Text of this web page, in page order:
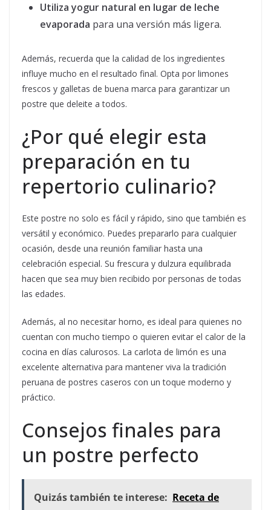
Utiliza yogur natural en lugar de leche
evaporada para una versión más ligera.
Además, recuerda que la calidad de los ingredientes
influye mucho en el resultado final. Opta por limones
frescos y galletas de buena marca para garantizar un
postre que deleite a todos.
¿Por qué elegir esta
preparación en tu
repertorio culinario?
Este postre no solo es fácil y rápido, sino que también es
versátil y económico. Puedes prepararlo para cualquier
ocasión, desde una reunión familiar hasta una
celebración especial. Su frescura y dulzura equilibrada
hacen que sea muy bien recibido por personas de todas
las edades.
Además, al no necesitar horno, es ideal para quienes no
cuentan con mucho tiempo o quieren evitar el calor de la
cocina en días calurosos. La carlota de limón es una
excelente alternativa para mantener viva la tradición
peruana de postres caseros con un toque moderno y
práctico.
Consejos finales para
un postre perfecto
Quizás también te interese: Receta de